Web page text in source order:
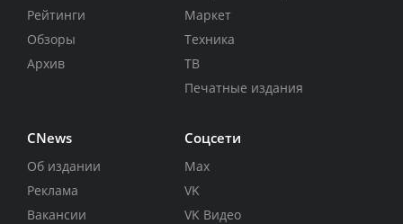
Рейтинги
Обзоры
Архив
Маркет
Техника
ТВ
Печатные издания
CNews
Об издании
Реклама
Вакансии
Соцсети
Max
VK
VK Видео